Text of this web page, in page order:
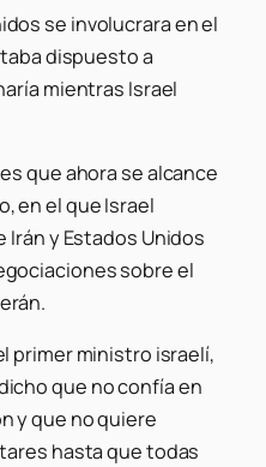
se involucrara en el
dispuesto a
mientras Israel
que ahora se alcance
en el que Israel
y Estados Unidos
sobre el
primer ministro israelí,
que no confía en
y que no quiere
hasta que todas